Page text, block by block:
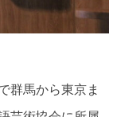
群馬から東京ま